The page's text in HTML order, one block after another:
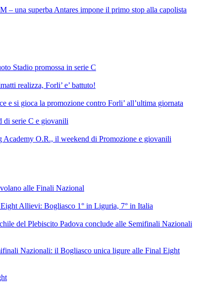
– una superba Antares impone il primo stop alla capolista
Stadio promossa in serie C
realizza, Forli’ e’ battuto!
e si gioca la promozione contro Forli’ all’ultima giornata
di serie C e giovanili
Academy O.R., il weekend di Promozione e giovanili
alle Finali Nazional
Allievi: Bogliasco 1° in Liguria, 7° in Italia
del Plebiscito Padova conclude alle Semifinali Nazionali
Nazionali: il Bogliasco unica ligure alle Final Eight